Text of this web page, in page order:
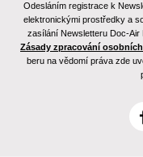
Odesláním registrace k
elektronickými prostředky a
zasílání Newsletteru Doc-Air
Zásady zpracování
beru na vědomí práva zde